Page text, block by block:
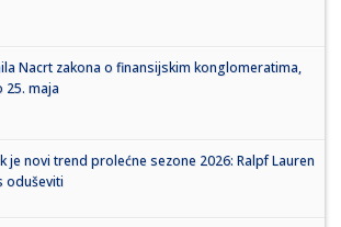
Nacrt zakona o finansijskim konglomeratima,
maja
je novi trend prolećne sezone 2026: Ralpf Lauren
oduševiti